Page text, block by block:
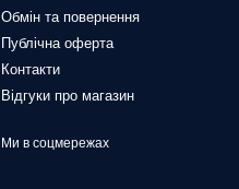
Обмін та повернення
Публічна оферта
Контакти
Відгуки про магазин
Ми в соцмережах